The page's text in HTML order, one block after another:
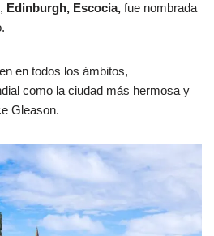
Edinburgh, Escocia, fue nombrada
en todos los ámbitos,
como la ciudad más hermosa y
Gleason.